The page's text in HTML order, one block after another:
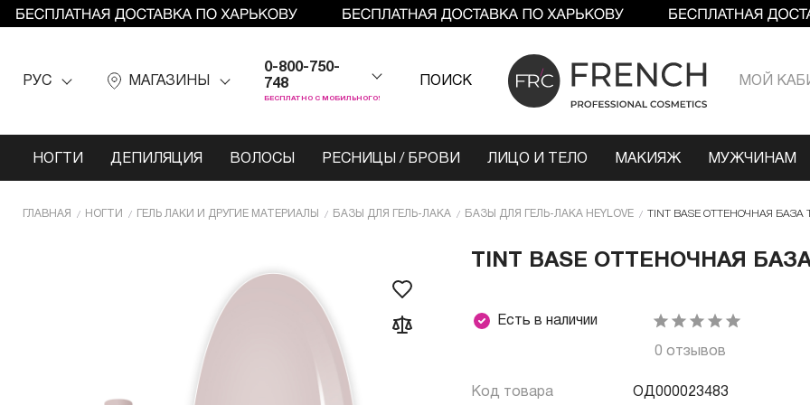
РУС МАГАЗИНЫ
0-800-750-
748
БЕСПЛАТНО С МОБИЛЬНОГО!
ПОИСК МОЙ
НОГТИ ДЕПИЛЯЦИЯ ВОЛОСЫ РЕСНИЦЫ / БРОВИ ЛИЦО И ТЕЛО МАКИЯЖ МУЖЧИНАМ
ГЛАВНАЯ НОГТИ ГЕЛЬ ЛАКИ И ДРУГИЕ МАТЕРИАЛЫ БАЗЫ ДЛЯ ГЕЛЬ-ЛАКА БАЗЫ ДЛЯ ГЕЛЬ-ЛАКА HEYLOVE TINT BASE ОТТЕНОЧНАЯ БАЗА
TINT BASE ОТТЕНОЧНАЯ БАЗА
Есть в наличии
0 отзывов
Код товара ОД000023483